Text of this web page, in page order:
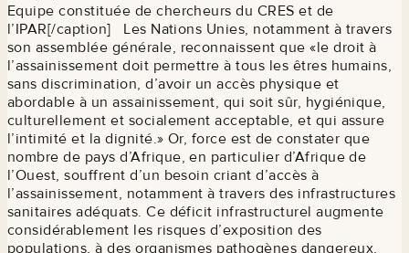
Equipe constituée de chercheurs du CRES et de
l’IPAR[/caption] Les Nations Unies, notamment à travers
son assemblée générale, reconnaissent que «le droit à
l’assainissement doit permettre à tous les êtres humains,
sans discrimination, d’avoir un accès physique et
abordable à un assainissement, qui soit sûr, hygiénique,
culturellement et socialement acceptable, et qui assure
l’intimité et la dignité.» Or, force est de constater que
nombre de pays d’Afrique, en particulier d’Afrique de
l’Ouest, souffrent d’un besoin criant d’accès à
l’assainissement, notamment à travers des infrastructures
sanitaires adéquats. Ce déficit infrastructurel augmente
considérablement les risques d’exposition des
populations, à des organismes pathogènes dangereux,